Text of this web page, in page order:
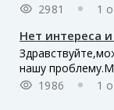
2981
1
Нет интереса
нашу
1986
1